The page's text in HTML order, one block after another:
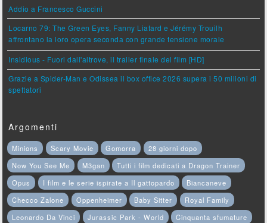
Addio a Francesco Guccini
Locarno 79: The Green Eyes, Fanny Liatard e Jérémy Trouilh
affrontano la loro opera seconda con grande tensione morale
Insidious - Fuori dall'altrove, il trailer finale del film [HD]
Grazie a Spider-Man e Odissea il box office 2026 supera i 50 milioni di
spettatori
Argomenti
Minions Scary Movie Gomorra
28 giorni dopo
Now You See Me
M3gan
Tutti i film dedicati a Dragon Trainer
Opus
I film e le serie ispirate a Il gattopardo
Biancaneve
Checco Zalone
Oppenheimer Baby Sitter
Royal Family
Leonardo Da Vinci
Jurassic Park - World
Cinquanta sfumature